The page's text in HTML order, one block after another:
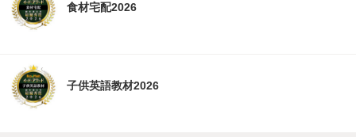
食材宅配2026
子供英語教材2026